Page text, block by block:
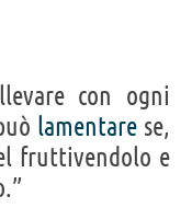
con ogni
lamentare se,
fruttivendolo e